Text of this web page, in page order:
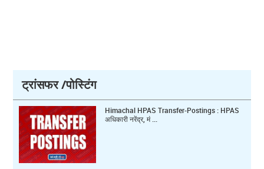
ट्रांसफर /पोस्टिंग
Himachal HPAS Transfer-Postings : HPAS
अधिकारी नरेंद्र, मं ...